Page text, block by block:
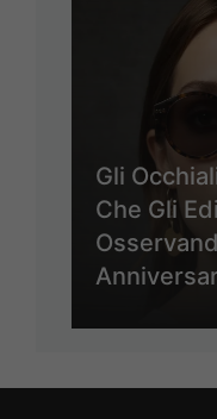
Gli
Che Gli